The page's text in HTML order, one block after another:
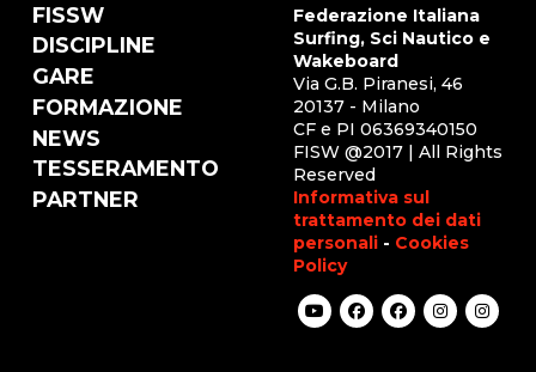
FISSW
DISCIPLINE
GARE
FORMAZIONE
NEWS
TESSERAMENTO
PARTNER
Federazione Italiana
Surfing, Sci Nautico e
Wakeboard
Via G.B. Piranesi, 46
20137 - Milano
CF e PI 06369340150
FISW @2017 | All Rights
Reserved
Informativa sul
trattamento dei dati
personali - Cookies
Policy